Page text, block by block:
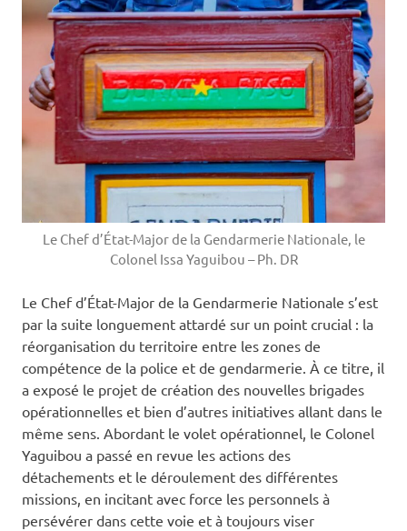
Le Chef d’État-Major de la Gendarmerie Nationale, le
Colonel Issa Yaguibou – Ph. DR
Le Chef d’État-Major de la Gendarmerie Nationale s’est
par la suite longuement attardé sur un point crucial : la
réorganisation du territoire entre les zones de
compétence de la police et de gendarmerie. À ce titre, il
a exposé le projet de création des nouvelles brigades
opérationnelles et bien d’autres initiatives allant dans le
même sens. Abordant le volet opérationnel, le Colonel
Yaguibou a passé en revue les actions des
détachements et le déroulement des différentes
missions, en incitant avec force les personnels à
persévérer dans cette voie et à toujours viser